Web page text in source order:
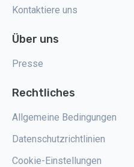
Kontaktiere uns
Über uns
Presse
Rechtliches
Allgemeine Bedingungen
Datenschutzrichtlinien
Cookie-Einstellungen